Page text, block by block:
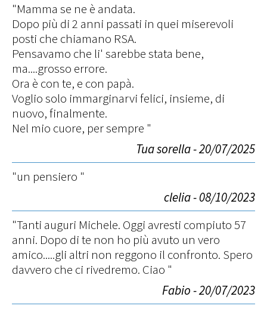
"Mamma se ne è andata.
Dopo più di 2 anni passati in quei miserevoli
posti che chiamano RSA.
Pensavamo che li' sarebbe stata bene,
ma....grosso errore.
Ora è con te, e con papà.
Voglio solo immarginarvi felici, insieme, di
nuovo, finalmente.
Nel mio cuore, per sempre "
Tua sorella - 20/07/2025
"un pensiero "
clelia - 08/10/2023
"Tanti auguri Michele. Oggi avresti compiuto 57
anni. Dopo di te non ho più avuto un vero
amico.....gli altri non reggono il confronto. Spero
davvero che ci rivedremo. Ciao "
Fabio - 20/07/2023